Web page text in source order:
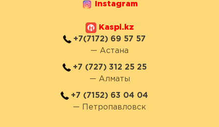
Instagram
Kaspi.kz
+7(7172) 69 57 57
— Астана
+7 (727) 312 25 25
— Алматы
+7 (7152) 63 04 04
— Петропавловск